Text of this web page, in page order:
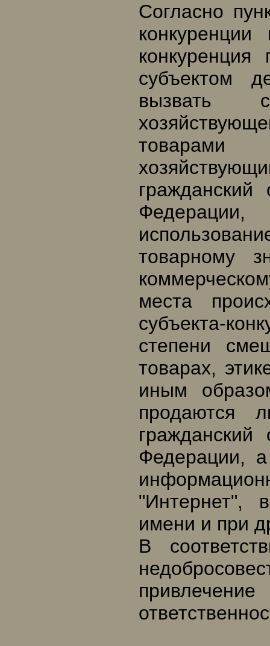
Согласно
конкуренции
субъектом
вызвать
товарами
товарному
места
субъекта-
степени
товарах,
иным
продаются
Федерации,
"Интернет",
имени и при
В